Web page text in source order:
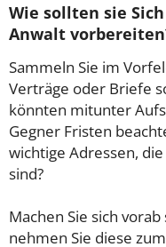
Wie sollten sie
Anwalt
Sammeln Sie im
Verträge oder Briefe
könnten mitunter
Gegner Fristen
wichtige Adressen,
sind?
Machen Sie sich
nehmen Sie diese